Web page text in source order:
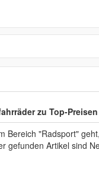
zu Top-
Bereich "Radsport"
gefunden Artikel sind